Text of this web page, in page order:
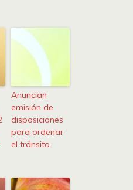
Anuncian
emisión de
disposiciones
para ordenar
el tránsito.